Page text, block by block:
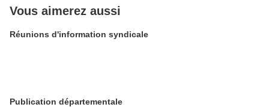
Vous aimerez aussi
Réunions d'information syndicale
Publication départementale